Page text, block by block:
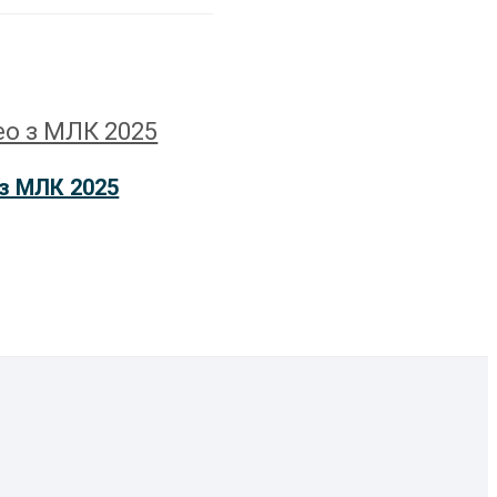
МЛК 2025